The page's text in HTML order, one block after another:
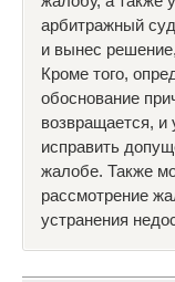
арбитражный
и вынес
Кроме того,
обоснование
возвращается, и
исправить
жалобе. Также
рассмотрение
устранения